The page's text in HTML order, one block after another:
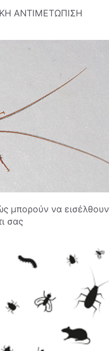
ΑΝΤΙΜΕΤΩΠΙΣΗ
μπορούν να εισέλθουν
σας